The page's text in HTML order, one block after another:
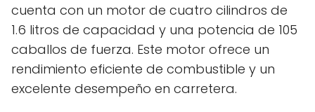
cuenta con un motor de cuatro cilindros de
1.6 litros de capacidad y una potencia de 105
caballos de fuerza. Este motor ofrece un
rendimiento eficiente de combustible y un
excelente desempeño en carretera.